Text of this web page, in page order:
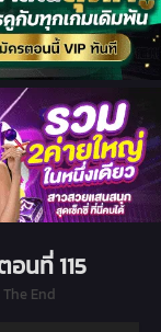
นที่ 115
End